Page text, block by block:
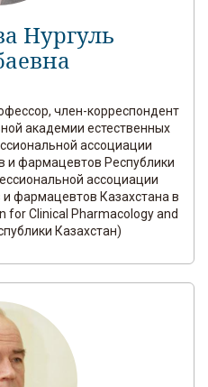
Нургуль
член-корреспондент
академии естественных
ассоциации
и фармацевтов Республики
ассоциации
фармацевтов Казахстана в
for Clinical Pharmacology and
Казахстан)